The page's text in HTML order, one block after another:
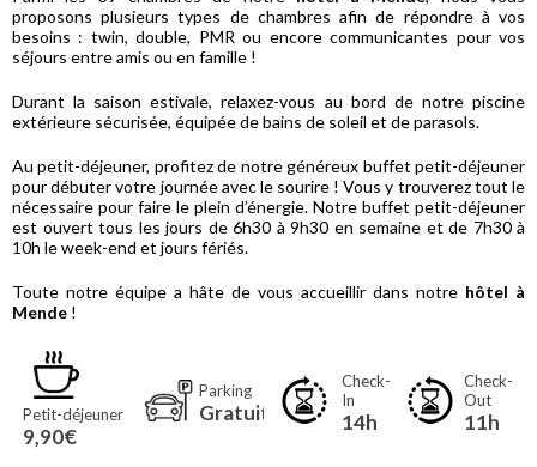
proposons plusieurs types de chambres afin de répondre à vos
besoins : twin, double, PMR ou encore communicantes pour vos
séjours entre amis ou en famille !
Durant la saison estivale, relaxez-vous au bord de notre piscine
extérieure sécurisée, équipée de bains de soleil et de parasols.
Au petit-déjeuner, profitez de notre généreux buffet petit-déjeuner
pour débuter votre journée avec le sourire ! Vous y trouverez tout le
nécessaire pour faire le plein d’énergie. Notre buffet petit-déjeuner
est ouvert tous les jours de 6h30 à 9h30 en semaine et de 7h30 à
10h le week-end et jours fériés.
Toute notre équipe a hâte de vous accueillir dans notre hôtel à
Mende !
Petit-déjeuner
9,90€
Parking
Gratuit
Check-
In
14h
Check-
Out
11h